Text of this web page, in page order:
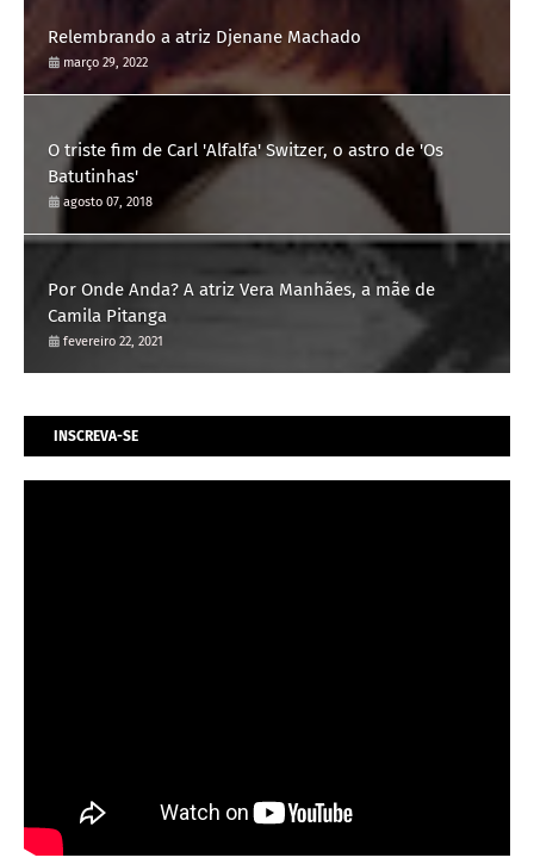
Relembrando a atriz Djenane Machado
março 29, 2022
O triste fim de Carl 'Alfalfa' Switzer, o astro de 'Os
Batutinhas'
agosto 07, 2018
Por Onde Anda? A atriz Vera Manhães, a mãe de
Camila Pitanga
fevereiro 22, 2021
INSCREVA-SE